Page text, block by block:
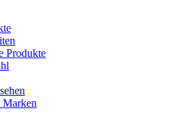
Produkte
Marken